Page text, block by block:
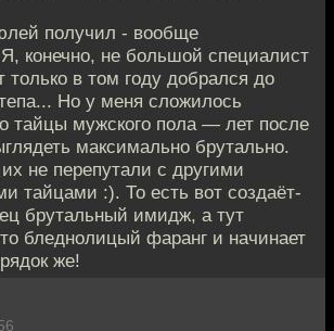
получил - вообще
конечно, не большой специалист
только в том году добрался до
Но у меня сложилось
тайцы мужского пола — лет после
максимально брутально.
не перепутали с другими
тайцами :). То есть вот создаёт-
брутальный имидж, а тут
бледнолицый фаранг и начинает
же!